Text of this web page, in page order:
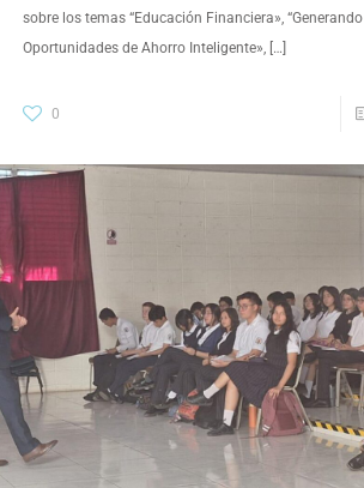
sobre los temas “Educación Financiera», “Generando
Oportunidades de Ahorro Inteligente», […]
0